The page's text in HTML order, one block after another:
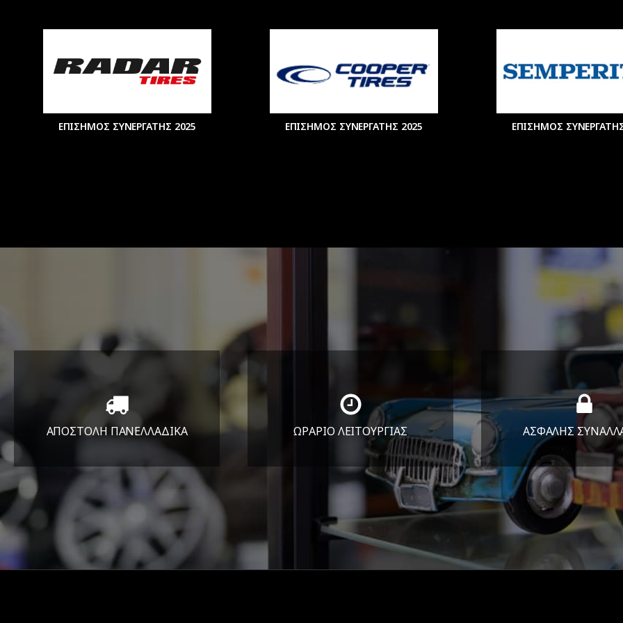
ΕΠΙΣΗΜΟΣ ΣΥΝΕΡΓΑΤΗΣ 2025 ΕΠΙΣΗΜΟΣ ΣΥΝΕΡΓΑΤΗΣ 2025 ΕΠΙΣΗΜΟΣ
ΑΠΟΣΤΟΛΗ ΠΑΝΕΛΛΑΔΙΚA
Όπου και αν είστε θα σας
στείλουμε τα ελαστικά σας
ΩΡΑΡΙΟ ΛΕΙΤΟΥΡΓΙΑΣ
ΔΕΥ-ΠΑΡ 8:30-17:30
ΑΣΦΑΛΗΣ
Εγγυόμαστε την
των συναλλαγών